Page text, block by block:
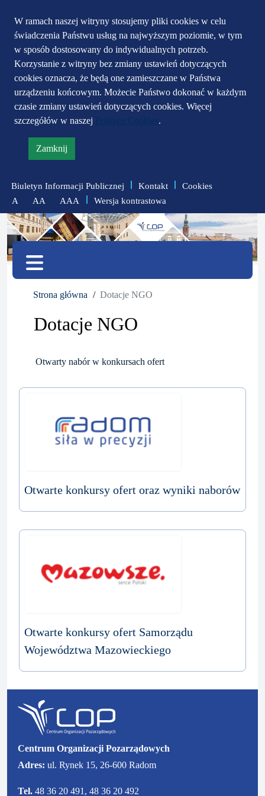
W ramach naszej witryny stosujemy pliki cookies w celu
świadczenia Państwu usług na najwyższym poziomie, w tym
w sposób dostosowany do indywidualnych potrzeb.
Korzystanie z witryny bez zmiany ustawień dotyczących
cookies oznacza, że będą one zamieszczane w Państwa
urządzeniu końcowym. Możecie Państwo dokonać w każdym
czasie zmiany ustawień dotyczących cookies. Więcej
szczegółów w naszej
.
Zamknij
informację
polityce
prywatności
Przejdź do głównego
menu
Przejdź do treści
Przejdź do mapy
serwisu
Biuletyn Informacji Publicznej Kontakt
Cookies
A
zmniejsz
czcionkę
AA
zresetuj
AAA
zwiększ
czcionkę
Wersja kontrastowa
Menu
Strona główna Dotacje NGO
Dotacje NGO
Otwarty nabór w konkursach ofert
Otwarte konkursy ofert oraz wyniki naborów
Otwarte konkursy ofert Samorządu
Województwa Mazowieckiego
Centrum Organizacji Pozarządowych
Adres: ul. Rynek 15, 26-600 Radom
Tel. 48 36 20 491, 48 36 20 492